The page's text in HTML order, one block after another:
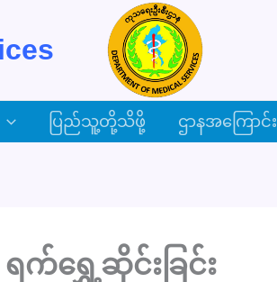
ပြည်သူ့တို့သိဖို့ ဌာနအကြောင်း
က်ရွှေ့ဆိုင်းခြင်း